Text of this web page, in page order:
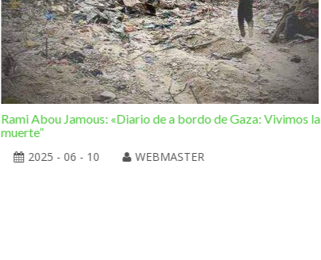
Rami Abou Jamous: «Diario de a bordo de Gaza: Vivimos la
muerte”
2025 - 06 - 10
WEBMASTER